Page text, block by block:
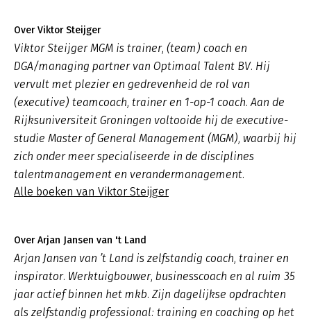
Over Viktor Steijger
Viktor Steijger MGM is trainer, (team) coach en
DGA/managing partner van Optimaal Talent BV. Hij
vervult met plezier en gedrevenheid de rol van
(executive) teamcoach, trainer en 1-op-1 coach. Aan de
Rijksuniversiteit Groningen voltooide hij de executive-
studie Master of General Management (MGM), waarbij hij
zich onder meer specialiseerde in de disciplines
talentmanagement en verandermanagement.
Alle boeken van Viktor Steijger
Over Arjan Jansen van 't Land
Arjan Jansen van ’t Land is zelfstandig coach, trainer en
inspirator. Werktuigbouwer, businesscoach en al ruim 35
jaar actief binnen het mkb. Zijn dagelijkse opdrachten
als zelfstandig professional: training en coaching op het